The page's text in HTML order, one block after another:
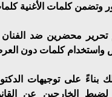
وتضمن كلمات الأغنية
محضرين ضد الفنان
واستخدام كلمات دون
بناءً على توجيهات